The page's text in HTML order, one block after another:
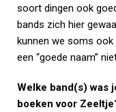
soort dingen ook
bands zich hier
kunnen we soms ook
een “goede naam”
Welke band(s) was
boeken voor